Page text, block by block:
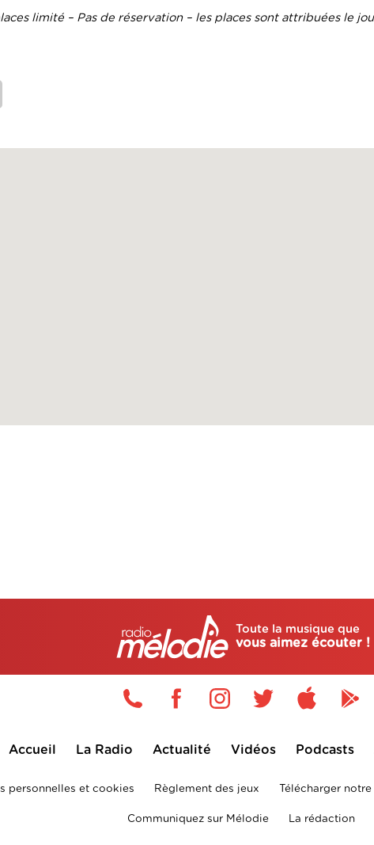
limité – Pas de réservation – les places sont attribuées le
Toute la musique que
vous aimez écouter !
Accueil La Radio Actualité Vidéos Podcasts
personnelles et cookies Règlement des jeux Télécharger
Communiquez sur Mélodie La rédaction